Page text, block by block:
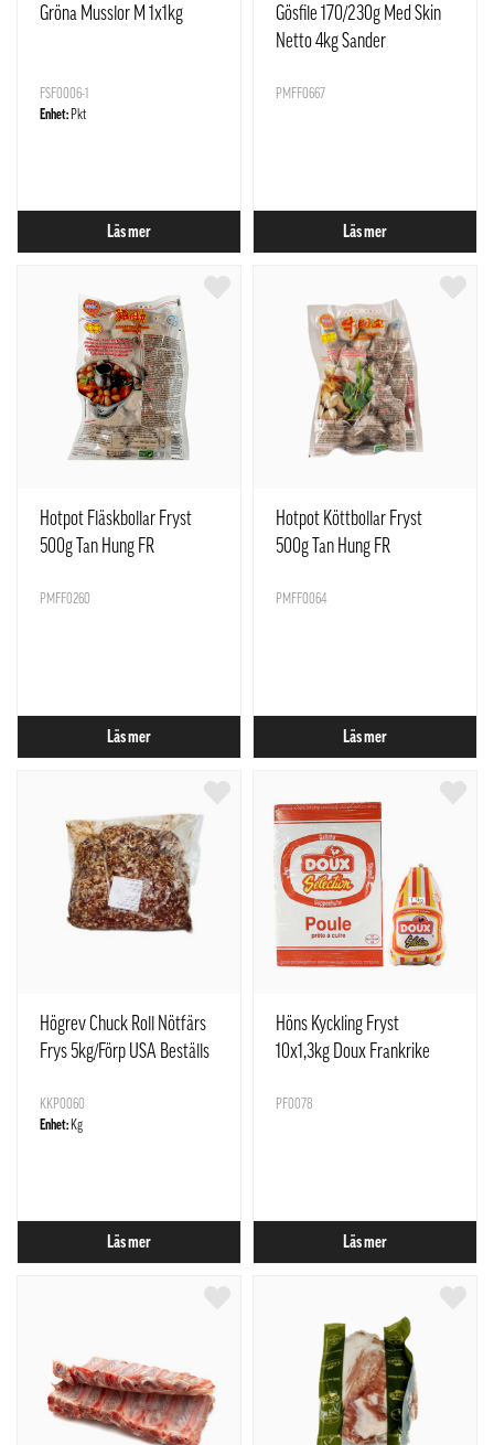
Gröna Musslor M 1x1kg
FSF0006-1
Enhet: Pkt
Läs mer
Gösfile 170/230g Med Skin
Netto 4kg Sander
Kazakstan / Med Not
PMFF0667
Läs mer
Hotpot Fläskbollar Fryst
500g Tan Hung FR
PMFF0260
Läs mer
Hotpot Köttbollar Fryst
500g Tan Hung FR
PMFF0064
Läs mer
Högrev Chuck Roll Nötfärs
Frys 5kg/Förp USA Beställs
KKP0060
Enhet: Kg
Läs mer
Höns Kyckling Fryst
10x1,3kg Doux Frankrike
PF0078
Läs mer